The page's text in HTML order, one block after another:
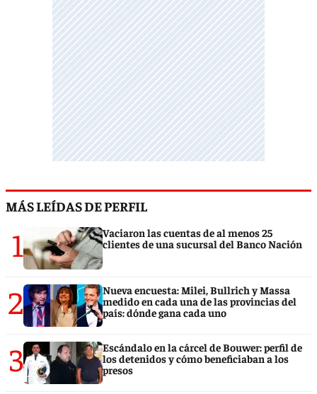
MÁS LEÍDAS DE PERFIL
1
Vaciaron las cuentas de al menos 25
clientes de una sucursal del Banco Nación
2
Nueva encuesta: Milei, Bullrich y Massa
medido en cada una de las provincias del
país: dónde gana cada uno
3
Escándalo en la cárcel de Bouwer: perfil de
los detenidos y cómo beneficiaban a los
presos